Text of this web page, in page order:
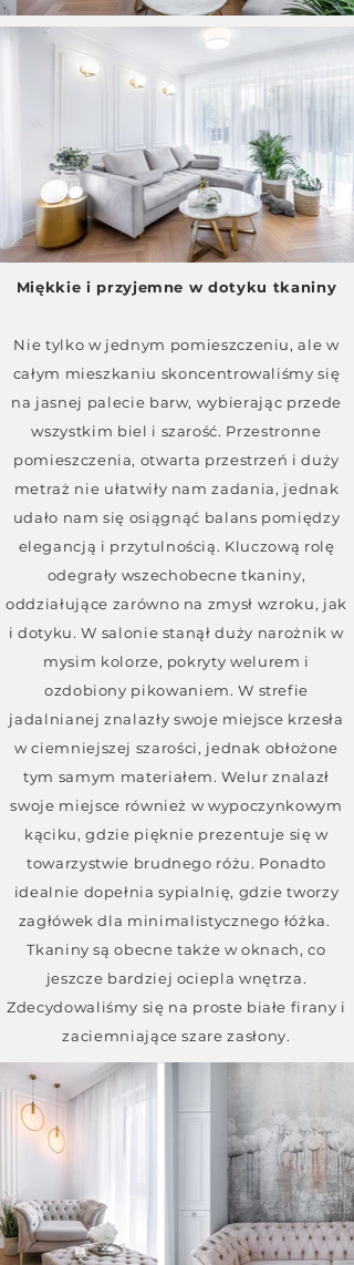
Miękkie i przyjemne w dotyku tkaniny
Nie tylko w jednym pomieszczeniu, ale w
całym mieszkaniu skoncentrowaliśmy się
na jasnej palecie barw, wybierając przede
wszystkim biel i szarość. Przestronne
pomieszczenia, otwarta przestrzeń i duży
metraż nie ułatwiły nam zadania, jednak
udało nam się osiągnąć balans pomiędzy
elegancją i przytulnością. Kluczową rolę
odegrały wszechobecne tkaniny,
oddziałujące zarówno na zmysł wzroku, jak
i dotyku. W salonie stanął duży narożnik w
mysim kolorze, pokryty welurem i
ozdobiony pikowaniem. W strefie
jadalnianej znalazły swoje miejsce krzesła
w ciemniejszej szarości, jednak obłożone
tym samym materiałem. Welur znalazł
swoje miejsce również w wypoczynkowym
kąciku, gdzie pięknie prezentuje się w
towarzystwie brudnego różu. Ponadto
idealnie dopełnia sypialnię, gdzie tworzy
zagłówek dla minimalistycznego łóżka.
Tkaniny są obecne także w oknach, co
jeszcze bardziej ociepla wnętrza.
Zdecydowaliśmy się na proste białe firany i
zaciemniające szare zasłony.